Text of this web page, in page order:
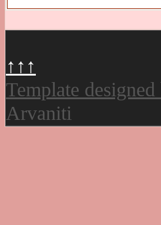
↑↑↑
Template
Arvaniti